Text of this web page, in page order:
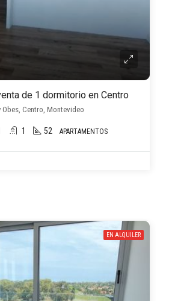
de 1 dormitorio en Centro
Obes, Centro, Montevideo
1 52 APARTAMENTOS
EN ALQUILER